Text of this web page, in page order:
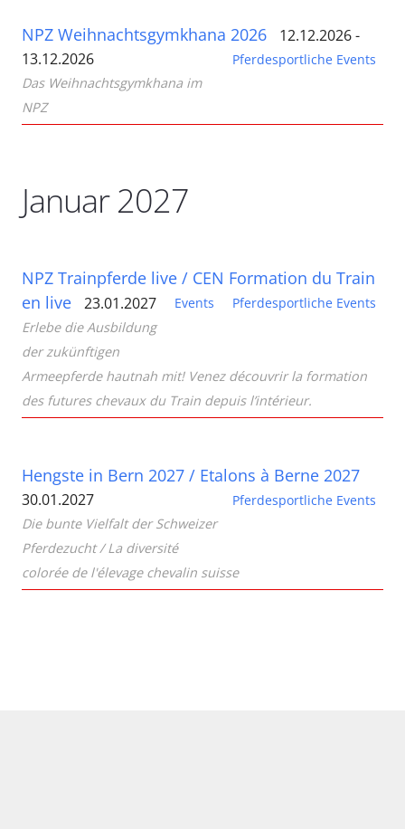
NPZ Weihnachtsgymkhana 2026
12.12.2026 -
13.12.2026
Pferdesportliche Events
Das Weihnachtsgymkhana im
NPZ
Januar 2027
NPZ Trainpferde live / CEN Formation du Train
en live
23.01.2027 Events
Pferdesportliche Events
Erlebe die Ausbildung
der zukünftigen
Armeepferde hautnah mit! Venez découvrir la formation
des futures chevaux du Train depuis l’intérieur.
Hengste in Bern 2027 / Etalons à Berne 2027
30.01.2027
Pferdesportliche Events
Die bunte Vielfalt der Schweizer
Pferdezucht / La diversité
colorée de l'élevage chevalin suisse